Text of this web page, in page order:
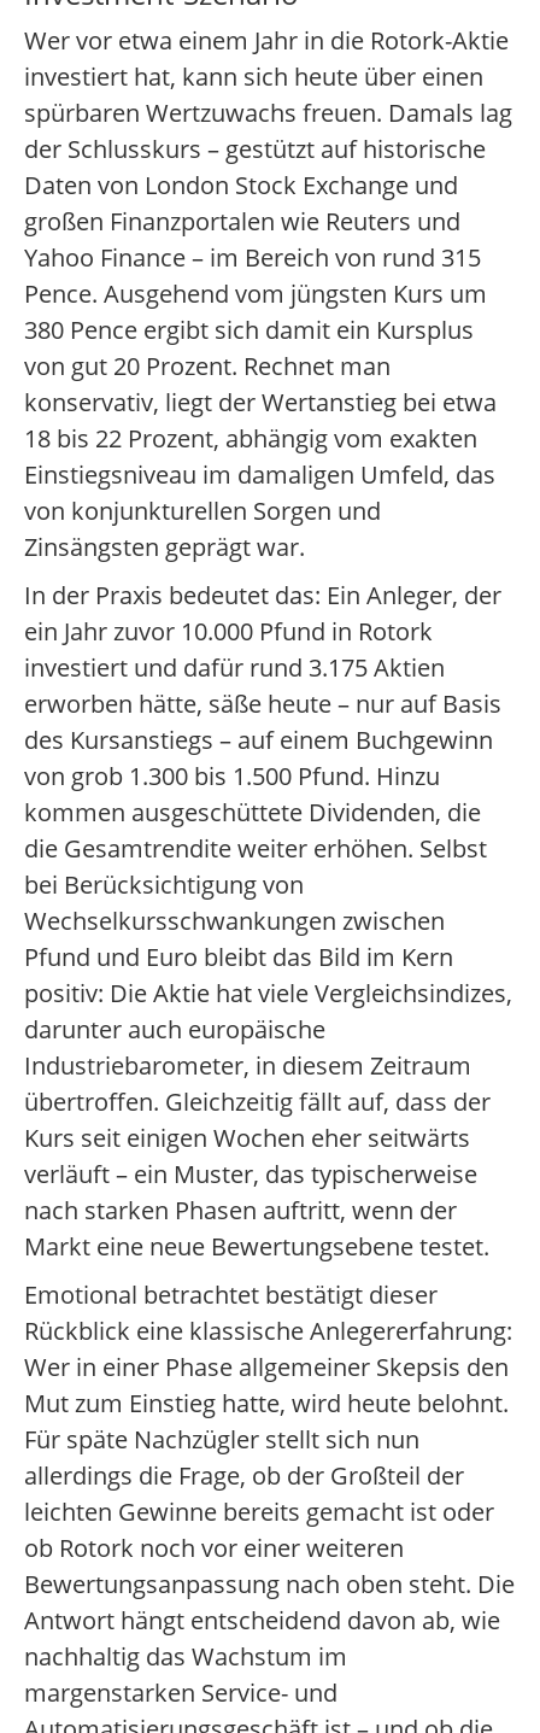
Wer vor etwa einem Jahr in die Rotork-Aktie
investiert hat, kann sich heute über einen
spürbaren Wertzuwachs freuen. Damals lag
der Schlusskurs – gestützt auf historische
Daten von London Stock Exchange und
großen Finanzportalen wie Reuters und
Yahoo Finance – im Bereich von rund 315
Pence. Ausgehend vom jüngsten Kurs um
380 Pence ergibt sich damit ein Kursplus
von gut 20 Prozent. Rechnet man
konservativ, liegt der Wertanstieg bei etwa
18 bis 22 Prozent, abhängig vom exakten
Einstiegsniveau im damaligen Umfeld, das
von konjunkturellen Sorgen und
Zinsängsten geprägt war.
In der Praxis bedeutet das: Ein Anleger, der
ein Jahr zuvor 10.000 Pfund in Rotork
investiert und dafür rund 3.175 Aktien
erworben hätte, säße heute – nur auf Basis
des Kursanstiegs – auf einem Buchgewinn
von grob 1.300 bis 1.500 Pfund. Hinzu
kommen ausgeschüttete Dividenden, die
die Gesamtrendite weiter erhöhen. Selbst
bei Berücksichtigung von
Wechselkursschwankungen zwischen
Pfund und Euro bleibt das Bild im Kern
positiv: Die Aktie hat viele Vergleichsindizes,
darunter auch europäische
Industriebarometer, in diesem Zeitraum
übertroffen. Gleichzeitig fällt auf, dass der
Kurs seit einigen Wochen eher seitwärts
verläuft – ein Muster, das typischerweise
nach starken Phasen auftritt, wenn der
Markt eine neue Bewertungsebene testet.
Emotional betrachtet bestätigt dieser
Rückblick eine klassische Anlegererfahrung:
Wer in einer Phase allgemeiner Skepsis den
Mut zum Einstieg hatte, wird heute belohnt.
Für späte Nachzügler stellt sich nun
allerdings die Frage, ob der Großteil der
leichten Gewinne bereits gemacht ist oder
ob Rotork noch vor einer weiteren
Bewertungsanpassung nach oben steht. Die
Antwort hängt entscheidend davon ab, wie
nachhaltig das Wachstum im
margenstarken Service- und